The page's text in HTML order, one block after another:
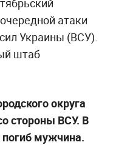
атаки
Украины (ВСУ).
штаб
округа
стороны ВСУ. В
погиб мужчина.